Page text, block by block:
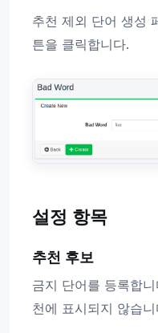
추천 제외 단어 생성
튼을 클릭합니다.
설정 항목
추천 후보
금지 단어를 등록합
천에 표시되지 않습니